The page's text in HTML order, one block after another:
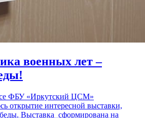
военных лет –
ФБУ «Иркутский ЦСМ»
открытие интересной выставки,
Выставка сформирована на